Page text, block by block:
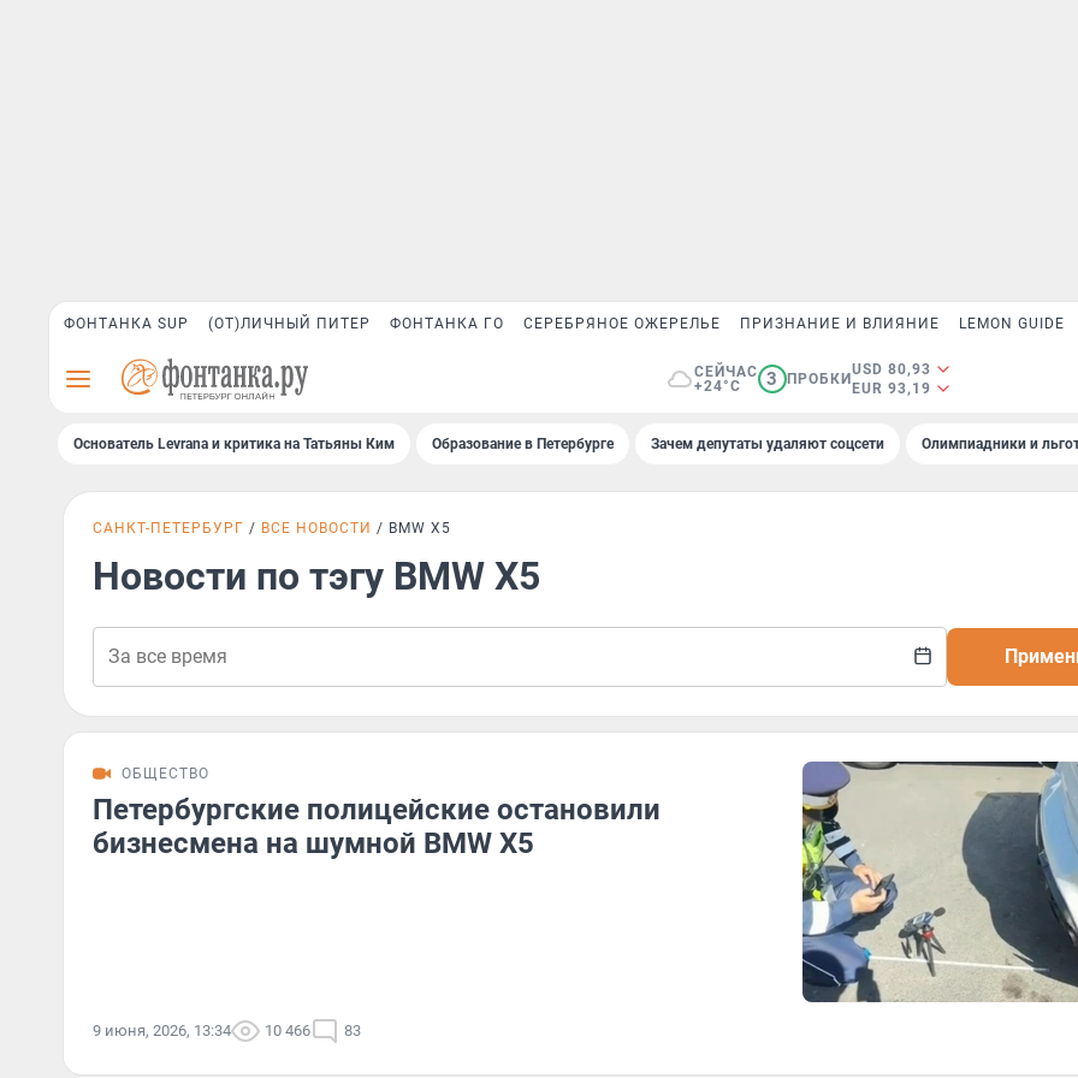
ФОНТАНКА SUP (ОТ)ЛИЧНЫЙ ПИТЕР ФОНТАНКА ГО СЕРЕБРЯНОЕ ОЖЕРЕЛЬЕ ПРИЗНАНИЕ И ВЛИЯНИЕ LEMON GUIDE
СЕЙЧАС
+24°C
3 ПРОБКИ
USD 80,93
EUR 93,19
Основатель Levrana и критика на Татьяны Ким Образование в Петербурге Зачем депутаты удаляют соцсети Олимпиадники и
САНКТ-ПЕТЕРБУРГ ВСЕ НОВОСТИ BMW X5
Новости по тэгу BMW X5
ОБЩЕСТВО
Петербургские полицейские остановили
бизнесмена на шумной BMW X5
9 июня, 2026, 13:34 10 466 83